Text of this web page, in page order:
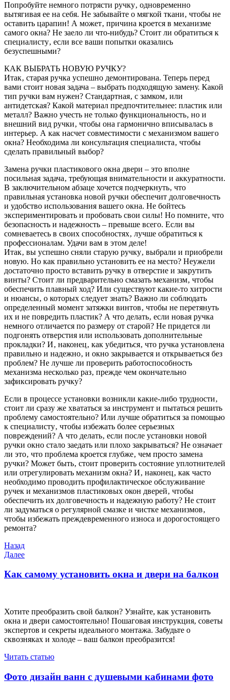
Попробуйте немного потрясти ручку‚ одновременно
вытягивая ее на себя. Не забывайте о мягкой ткани‚ чтобы не
оставить царапин! А может‚ причина кроется в механизме
самого окна? Не заело ли что-нибудь? Стоит ли обратиться к
специалисту‚ если все ваши попытки оказались
безуспешными?
КАК ВЫБРАТЬ НОВУЮ РУЧКУ?
Итак‚ старая ручка успешно демонтирована. Теперь перед
вами стоит новая задача – выбрать подходящую замену. Какой
тип ручки вам нужен? Стандартная‚ с замком‚ или
антидетская? Какой материал предпочтительнее: пластик или
металл? Важно учесть не только функциональность‚ но и
внешний вид ручки‚ чтобы она гармонично вписывалась в
интерьер. А как насчет совместимости с механизмом вашего
окна? Необходима ли консультация специалиста‚ чтобы
сделать правильный выбор?
Замена ручки пластикового окна двери – это вполне
посильная задача‚ требующая внимательности и аккуратности.
В заключительном абзаце хочется подчеркнуть‚ что
правильная установка новой ручки обеспечит долговечность
и удобство использования вашего окна. Не бойтесь
экспериментировать и пробовать свои силы! Но помните‚ что
безопасность и надежность – превыше всего. Если вы
сомневаетесь в своих способностях‚ лучше обратиться к
профессионалам. Удачи вам в этом деле!
Итак‚ вы успешно сняли старую ручку‚ выбрали и приобрели
новую. Но как правильно установить ее на место? Неужели
достаточно просто вставить ручку в отверстие и закрутить
винты? Стоит ли предварительно смазать механизм‚ чтобы
обеспечить плавный ход? Или существуют какие-то хитрости
и нюансы‚ о которых следует знать? Важно ли соблюдать
определенный момент затяжки винтов‚ чтобы не перетянуть
их и не повредить пластик? А что делать‚ если новая ручка
немного отличается по размеру от старой? Не придется ли
подгонять отверстия или использовать дополнительные
прокладки? И‚ наконец‚ как убедиться‚ что ручка установлена
правильно и надежно‚ и окно закрывается и открываеться без
проблем? Не лучше ли проверить работоспособность
механизма несколько раз‚ прежде чем окончательно
зафиксировать ручку?
Если в процессе установки возникли какие-либо трудности‚
стоит ли сразу же хвататься за инструмент и пытаться решить
проблему самостоятельно? Или лучше обратиться за помощью
к специалисту‚ чтобы избежать более серьезных
повреждений? А что делать‚ если после установки новой
ручки окно стало заедать или плохо закрываться? Не означает
ли это‚ что проблема кроется глубже‚ чем просто замена
ручки? Может быть‚ стоит проверить состояние уплотнителей
или отрегулировать механизм окна? И‚ наконец‚ как часто
необходимо проводить профилактическое обслуживание
ручек и механизмов пластиковых окон дверей‚ чтобы
обеспечить их долговечность и надежную работу? Не стоит
ли задуматься о регулярной смазке и чистке механизмов‚
чтобы избежать преждевременного износа и дорогостоящего
ремонта?
Навигация
по
записям
Предыдущая
запись
Назад
Следующая
Далее
Как самому установить окна и двери на балкон
Хотите преобразить свой балкон? Узнайте, как установить
окна и двери самостоятельно! Пошаговая инструкция, советы
экспертов и секреты идеального монтажа. Забудьте о
сквозняках и холоде – ваш балкон преобразится!
Читать статью
Фото дизайн ванн с душевыми кабинами фото